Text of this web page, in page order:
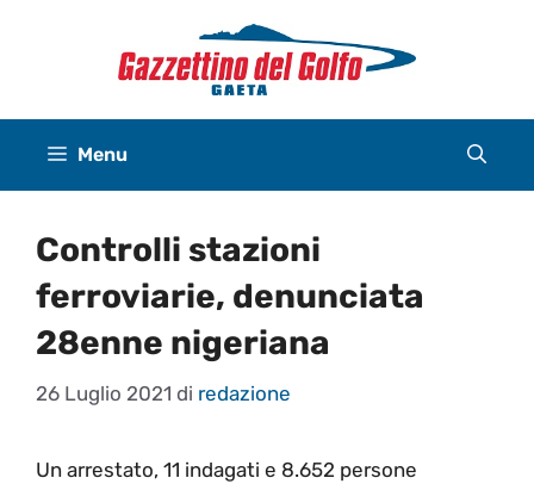
Menu
Controlli stazioni
ferroviarie, denunciata
28enne nigeriana
26 Luglio 2021 di redazione
Un arrestato, 11 indagati e 8.652 persone